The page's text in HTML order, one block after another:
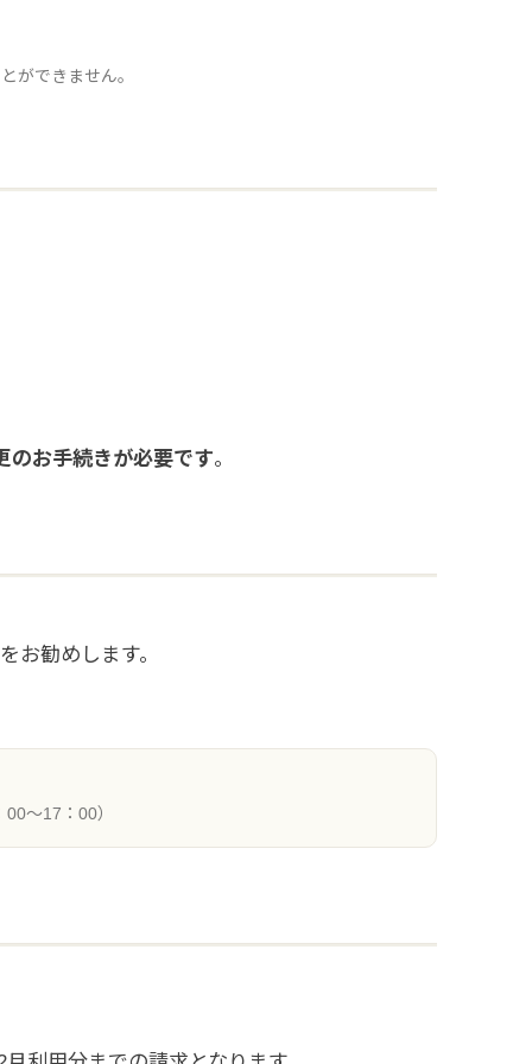
ができません。
のお手続きが必要です。
お勧めします。
～17：00）